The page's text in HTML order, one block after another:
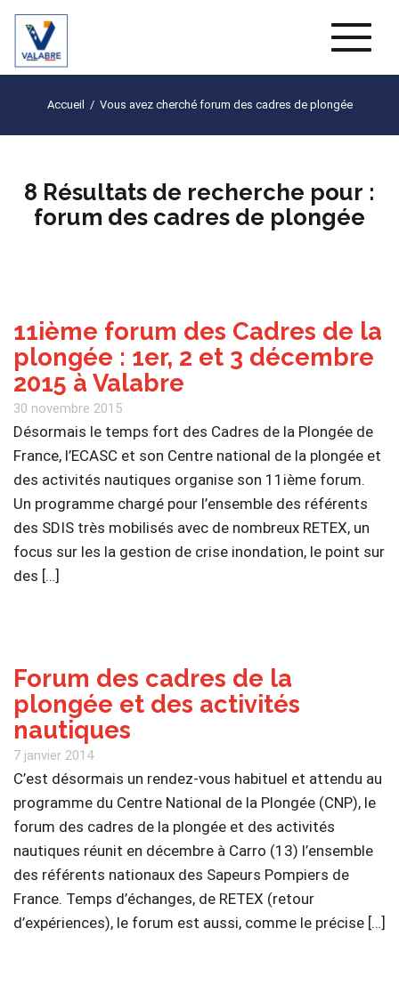
Accueil / Vous avez cherché forum des cadres de plongée
8 Résultats de recherche pour :
forum des cadres de plongée
11ième forum des Cadres de la
plongée : 1er, 2 et 3 décembre
2015 à Valabre
30 novembre 2015
Désormais le temps fort des Cadres de la Plongée de
France, l’ECASC et son Centre national de la plongée et
des activités nautiques organise son 11ième forum.
Un programme chargé pour l’ensemble des référents
des SDIS très mobilisés avec de nombreux RETEX, un
focus sur les la gestion de crise inondation, le point sur
des […]
Forum des cadres de la
plongée et des activités
nautiques
7 janvier 2014
C’est désormais un rendez-vous habituel et attendu au
programme du Centre National de la Plongée (CNP), le
forum des cadres de la plongée et des activités
nautiques réunit en décembre à Carro (13) l’ensemble
des référents nationaux des Sapeurs Pompiers de
France. Temps d’échanges, de RETEX (retour
d’expériences), le forum est aussi, comme le précise […]